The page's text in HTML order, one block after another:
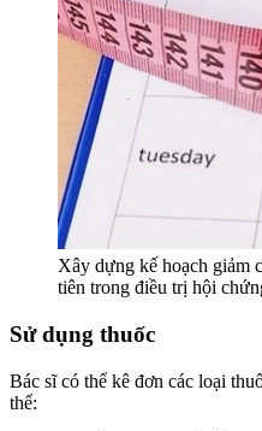
Xây dựng kế hoạch giảm
tiên trong điều trị hội
Sử dụng thuốc
Bác sĩ có thể kê đơn các loại
thể: